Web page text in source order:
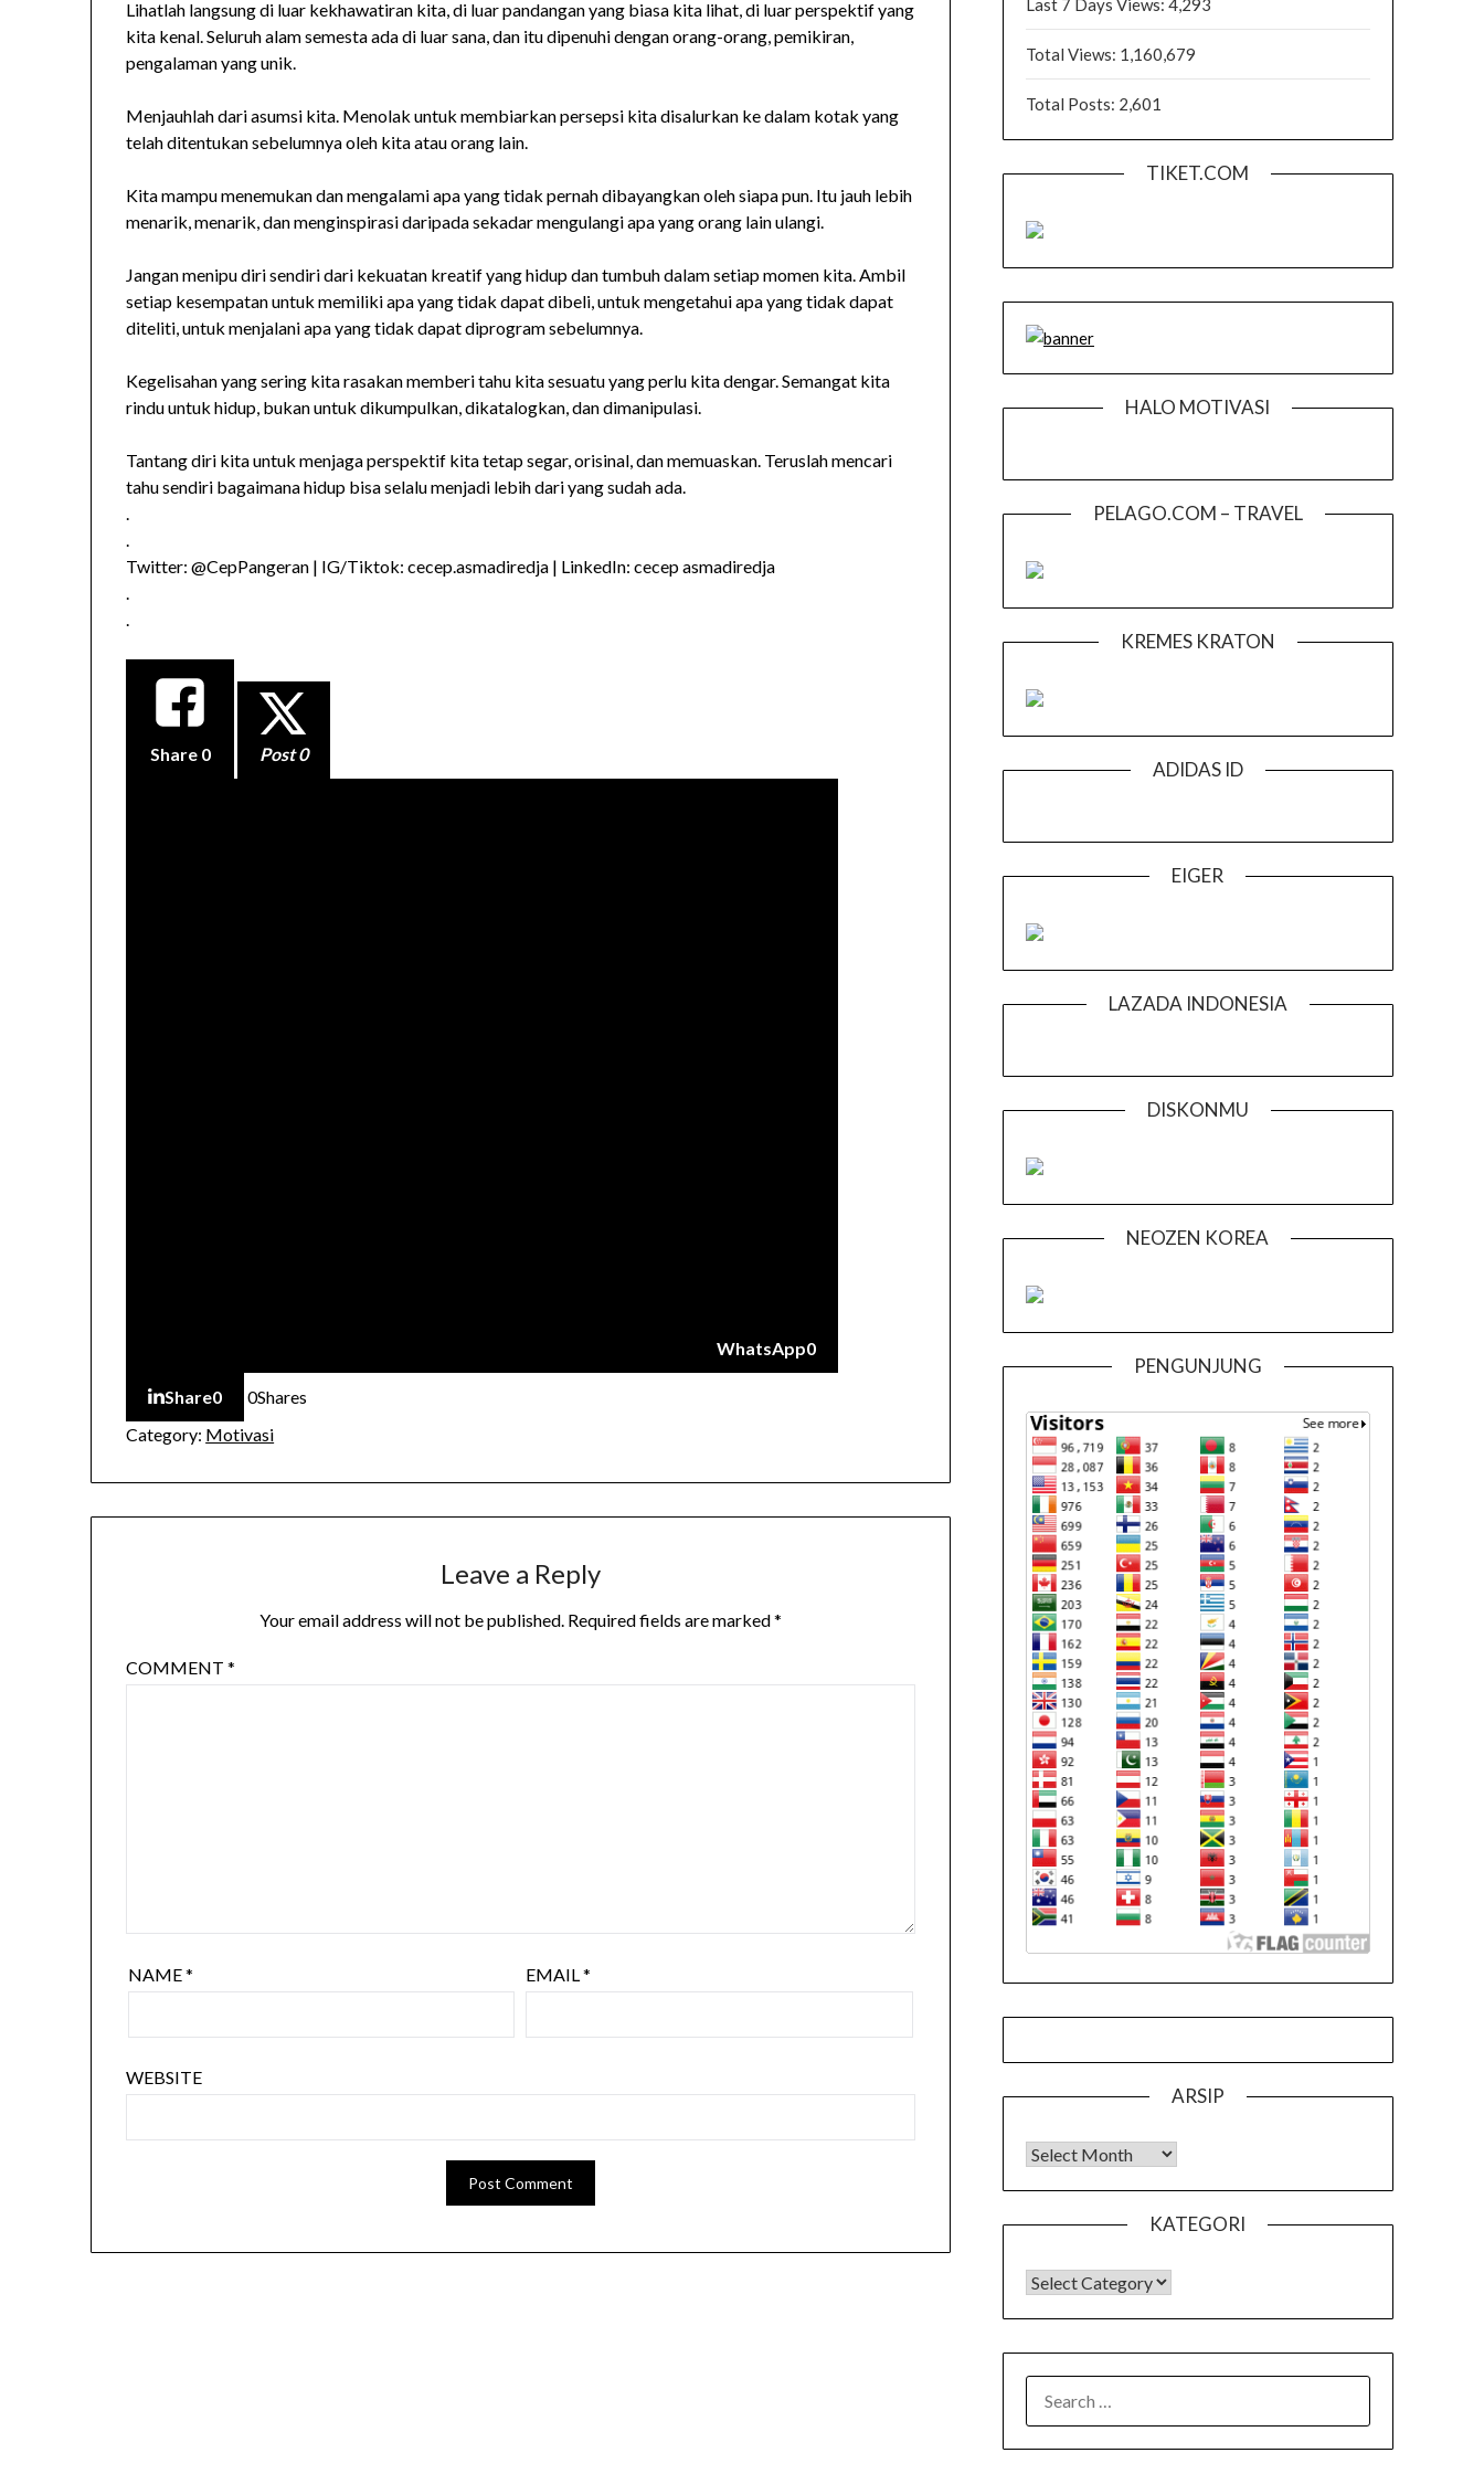
Lihatlah langsung di luar kekhawatiran kita, di luar pandangan yang biasa kita lihat, di luar perspektif yang
kita kenal. Seluruh alam semesta ada di luar sana, dan itu dipenuhi dengan orang-orang, pemikiran,
pengalaman yang unik.
Menjauhlah dari asumsi kita. Menolak untuk membiarkan persepsi kita disalurkan ke dalam kotak yang
telah ditentukan sebelumnya oleh kita atau orang lain.
Kita mampu menemukan dan mengalami apa yang tidak pernah dibayangkan oleh siapa pun. Itu jauh lebih
menarik, menarik, dan menginspirasi daripada sekadar mengulangi apa yang orang lain ulangi.
Jangan menipu diri sendiri dari kekuatan kreatif yang hidup dan tumbuh dalam setiap momen kita. Ambil
setiap kesempatan untuk memiliki apa yang tidak dapat dibeli, untuk mengetahui apa yang tidak dapat
diteliti, untuk menjalani apa yang tidak dapat diprogram sebelumnya.
Kegelisahan yang sering kita rasakan memberi tahu kita sesuatu yang perlu kita dengar. Semangat kita
rindu untuk hidup, bukan untuk dikumpulkan, dikatalogkan, dan dimanipulasi.
Tantang diri kita untuk menjaga perspektif kita tetap segar, orisinal, dan memuaskan. Teruslah mencari
tahu sendiri bagaimana hidup bisa selalu menjadi lebih dari yang sudah ada.
.
.
Twitter: @CepPangeran | IG/Tiktok: cecep.asmadiredja | LinkedIn: cecep asmadiredja
.
.
Share 0 Post 0
WhatsApp0
Share0 0Shares
Category: Motivasi
Leave a Reply
Your email address will not be published. Required fields are marked*
COMMENT*
NAME* EMAIL*
WEBSITE
Last 7 Days Views: 4,293
Total Views: 1,160,679
Total Posts: 2,601
TIKET.COM
HALO MOTIVASI
PELAGO.COM – TRAVEL
KREMES KRATON
ADIDAS ID
EIGER
LAZADA INDONESIA
DISKONMU
NEOZEN KOREA
PENGUNJUNG
ARSIP
Arsip
KATEGORI
KATEGORI
FOR: